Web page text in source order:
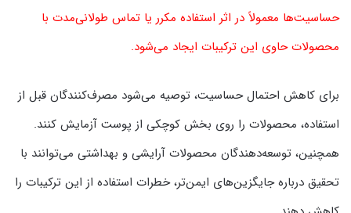
حساسیت‌ها معمولاً در اثر استفاده مکرر یا تماس طولانی‌مدت با
محصولات حاوی این ترکیبات ایجاد می‌شود.
برای کاهش احتمال حساسیت، توصیه می‌شود مصرف‌کنندگان قبل از
استفاده، محصولات را روی بخش کوچکی از پوست آزمایش کنند.
همچنین، توسعه‌دهندگان محصولات آرایشی و بهداشتی می‌توانند با
تحقیق درباره جایگزین‌های ایمن‌تر، خطرات استفاده از این ترکیبات را